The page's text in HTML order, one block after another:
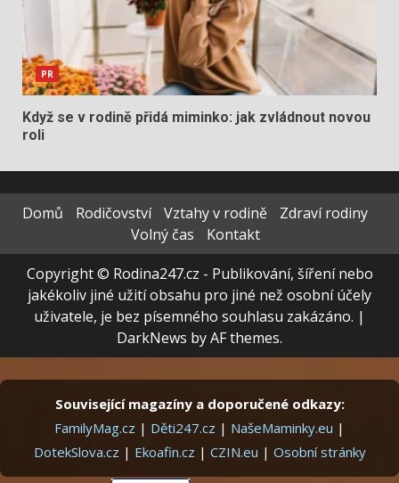
PR
Když se v rodině přidá miminko: jak zvládnout novou
roli
Domů Rodičovství Vztahy v rodině
Zdraví rodiny
Volný čas
Kontakt
Copyright © Rodina247.cz - Publikování, šíření nebo
jakékoliv jiné užití obsahu pro jiné než osobní účely
uživatele, je bez písemného souhlasu zakázáno. |
DarkNews by AF themes.
Související magazíny a doporučené odkazy:
FamilyMag.cz | Děti247.cz | NašeMaminky.eu |
DotekSlova.cz | Ekoafin.cz | CZIN.eu | Osobní stránky